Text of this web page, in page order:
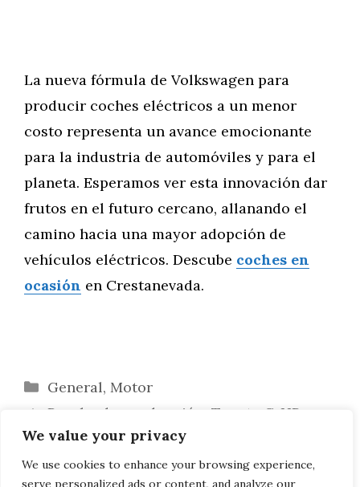
We value your privacy
We use cookies to enhance your browsing experience,
serve personalized ads or content, and analyze our
La nueva fórmula de Volkswagen para
producir coches eléctricos a un menor
costo representa un avance emocionante
para la industria de automóviles y para el
planeta. Esperamos ver esta innovación dar
frutos en el futuro cercano, allanando el
camino hacia una mayor adopción de
vehículos eléctricos. Descube coches en
ocasión en Crestanevada.
Categorías
General, Motor
Prueba de conducción: Toyota C-HR
Hybrid
Furgonetas y Conectividad en la